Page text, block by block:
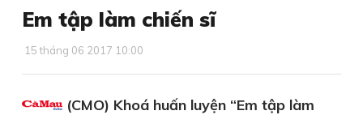
Em tập làm chiến sĩ
15 tháng 06 2017 10:00
(CMO) Khoá huấn luyện “Em tập làm